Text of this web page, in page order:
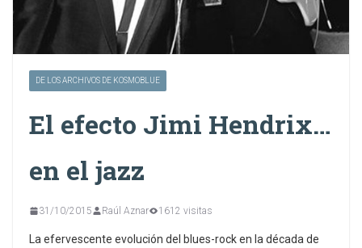
DE LOS ARCHIVOS DE KOSMOBLUE
El efecto Jimi Hendrix…
en el jazz
31/10/2015 Raúl Aznar 1612 visitas
La efervescente evolución del blues-rock en la década de